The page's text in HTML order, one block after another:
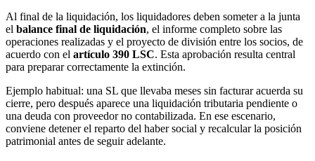
Al final de la liquidación, los liquidadores deben someter a la junta
el balance final de liquidación, el informe completo sobre las
operaciones realizadas y el proyecto de división entre los socios, de
acuerdo con el artículo 390 LSC. Esta aprobación resulta central
para preparar correctamente la extinción.
Ejemplo habitual: una SL que llevaba meses sin facturar acuerda su
cierre, pero después aparece una liquidación tributaria pendiente o
una deuda con proveedor no contabilizada. En ese escenario,
conviene detener el reparto del haber social y recalcular la posición
patrimonial antes de seguir adelante.